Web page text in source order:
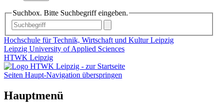
Suchbox. Bitte Suchbegriff eingeben.
Hochschule für Technik, Wirtschaft und Kultur Leipzig
Leipzig University of Applied Sciences
HTWK Leipzig
Seiten Haupt-Navigation überspringen
Hauptmenü